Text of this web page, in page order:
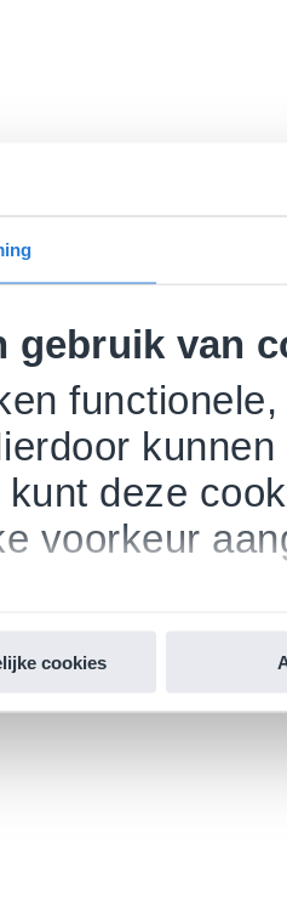
gebruik van
kunt deze
voorkeur
cookies